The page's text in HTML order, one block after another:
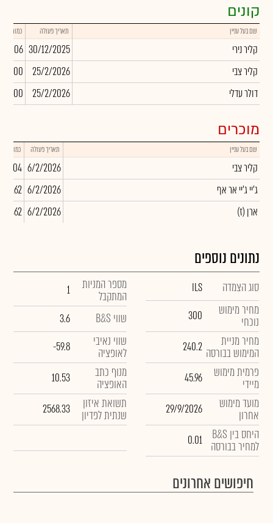
קונים
שם בעל עניין תאריך פעולה כמות
קליר נירי 30/12/2025
37,006
קליר צבי
25/2/2026
דולר עדלי
25/2/2026
מוכרים
שם בעל עניין תאריך פעולה כמות
קליר צבי 6/2/2026
-2,404
ג'יי ג'יי אר אף
6/2/2026
(ארן (ז
6/2/2026
נתונים נוספים
סוג הצמדה ILS
מחיר מימוש
נוכחי 300
מחיר מניית
המימוש בבורסה 240.2
פרמית מימוש
מיידי 45.96
מועד מימוש
אחרון 29/9/2026
היחס בין B&S
למחיר בבורסה 0.01
מספר המניות
המתקבל 1
שווי B&S 3.6
שווי נאיבי
לאופציה -59.8
מנוף כתב
האופציה 10.53
תשואת איזון
שנתית לפדיון 2568.33
חיפושים אחרונים